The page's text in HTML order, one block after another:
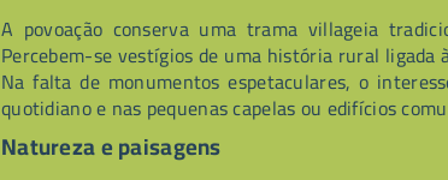
A povoação conserva uma trama villageia
Percebem-se vestígios de uma história rural
Na falta de monumentos espetaculares, o
quotidiano e nas pequenas capelas ou edifícios
Natureza e paisagens